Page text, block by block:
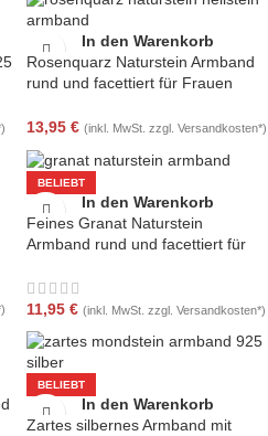
In den Warenkorb
Rosenquarz Naturstein Armband
rund und facettiert für Frauen
13,95 € (inkl. MwSt. zzgl. Versandkosten*)
BELIEBT
In den Warenkorb
Feines Granat Naturstein
Armband rund und facettiert für
11,95 € (inkl. MwSt. zzgl. Versandkosten*)
BELIEBT
In den Warenkorb
Zartes silbernes Armband mit